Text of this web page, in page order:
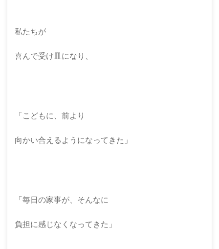
私たちが
喜んで受け皿になり、
「こどもに、前より
向かい合えるようになってきた」
「毎日の家事が、そんなに
負担に感じなくなってきた」